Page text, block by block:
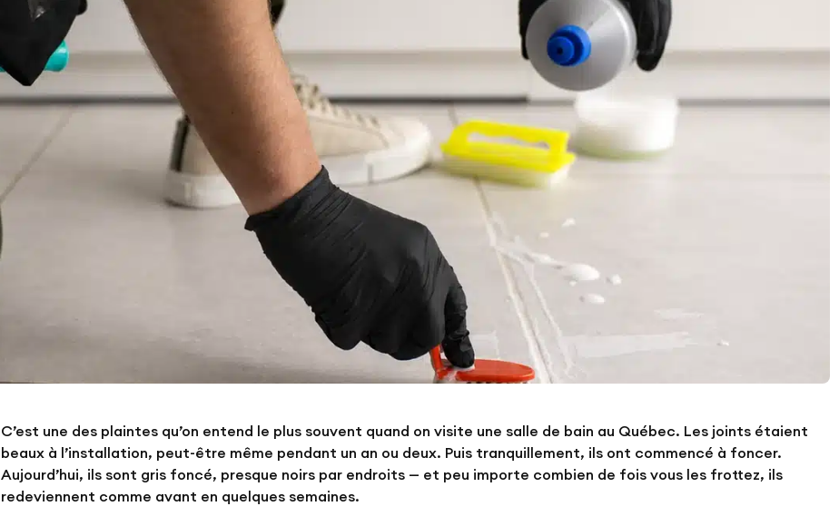
C’est une des plaintes qu’on entend le plus souvent quand on visite une salle de bain au Québec. Les joints étaient
beaux à l’installation, peut-être même pendant un an ou deux. Puis tranquillement, ils ont commencé à foncer.
Aujourd’hui, ils sont gris foncé, presque noirs par endroits — et peu importe combien de fois vous les frottez, ils
redeviennent comme avant en quelques semaines.